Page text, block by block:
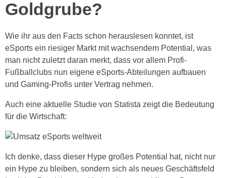
Goldgrube?
Wie ihr aus den Facts schon herauslesen konntet, ist
eSports ein riesiger Markt mit wachsendem Potential, was
man nicht zuletzt daran merkt, dass vor allem Profi-
Fußballclubs nun eigene eSports-Abteilungen aufbauen
und Gaming-Profis unter Vertrag nehmen.
Auch eine aktuelle Studie von Statista zeigt die Bedeutung
für die Wirtschaft:
Ich denke, dass dieser Hype großes Potential hat, nicht nur
ein Hype zu bleiben, sondern sich als neues Geschäftsfeld